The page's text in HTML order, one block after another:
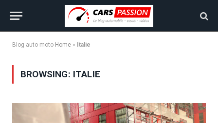
Blog auto-moto Home » Italie
BROWSING: ITALIE